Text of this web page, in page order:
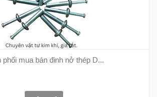
phối mua bán đinh nở thép D...